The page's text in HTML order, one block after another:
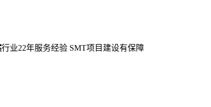
行业22年服务经验 SMT项目建设有保障